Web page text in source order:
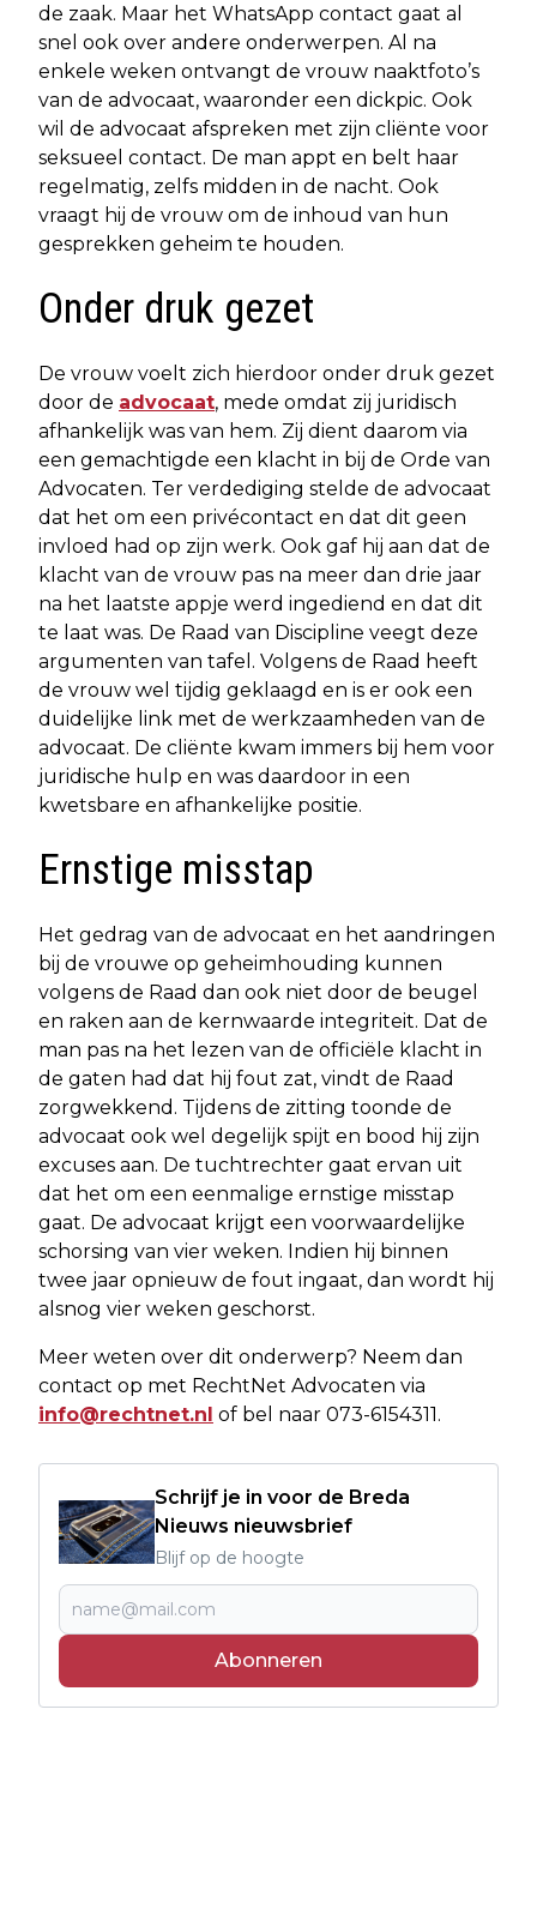
de zaak. Maar het WhatsApp contact gaat al
snel ook over andere onderwerpen. Al na
enkele weken ontvangt de vrouw naaktfoto’s
van de advocaat, waaronder een dickpic. Ook
wil de advocaat afspreken met zijn cliënte voor
seksueel contact. De man appt en belt haar
regelmatig, zelfs midden in de nacht. Ook
vraagt hij de vrouw om de inhoud van hun
gesprekken geheim te houden.
Onder druk gezet
De vrouw voelt zich hierdoor onder druk gezet
door de advocaat, mede omdat zij juridisch
afhankelijk was van hem. Zij dient daarom via
een gemachtigde een klacht in bij de Orde van
Advocaten. Ter verdediging stelde de advocaat
dat het om een privécontact en dat dit geen
invloed had op zijn werk. Ook gaf hij aan dat de
klacht van de vrouw pas na meer dan drie jaar
na het laatste appje werd ingediend en dat dit
te laat was. De Raad van Discipline veegt deze
argumenten van tafel. Volgens de Raad heeft
de vrouw wel tijdig geklaagd en is er ook een
duidelijke link met de werkzaamheden van de
advocaat. De cliënte kwam immers bij hem voor
juridische hulp en was daardoor in een
kwetsbare en afhankelijke positie.
Ernstige misstap
Het gedrag van de advocaat en het aandringen
bij de vrouwe op geheimhouding kunnen
volgens de Raad dan ook niet door de beugel
en raken aan de kernwaarde integriteit. Dat de
man pas na het lezen van de officiële klacht in
de gaten had dat hij fout zat, vindt de Raad
zorgwekkend. Tijdens de zitting toonde de
advocaat ook wel degelijk spijt en bood hij zijn
excuses aan. De tuchtrechter gaat ervan uit
dat het om een eenmalige ernstige misstap
gaat. De advocaat krijgt een voorwaardelijke
schorsing van vier weken. Indien hij binnen
twee jaar opnieuw de fout ingaat, dan wordt hij
alsnog vier weken geschorst.
Meer weten over dit onderwerp? Neem dan
contact op met RechtNet Advocaten via
info@rechtnet.nl of bel naar 073-6154311.
Schrijf je in voor de Breda
Nieuws nieuwsbrief
Blijf op de hoogte
Abonneren